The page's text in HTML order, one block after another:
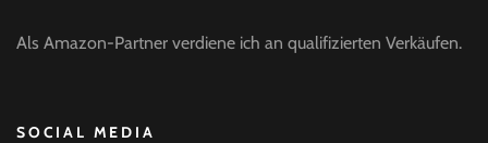
Als Amazon-Partner verdiene ich an qualifizierten Verkäufen.
SOCIAL MEDIA